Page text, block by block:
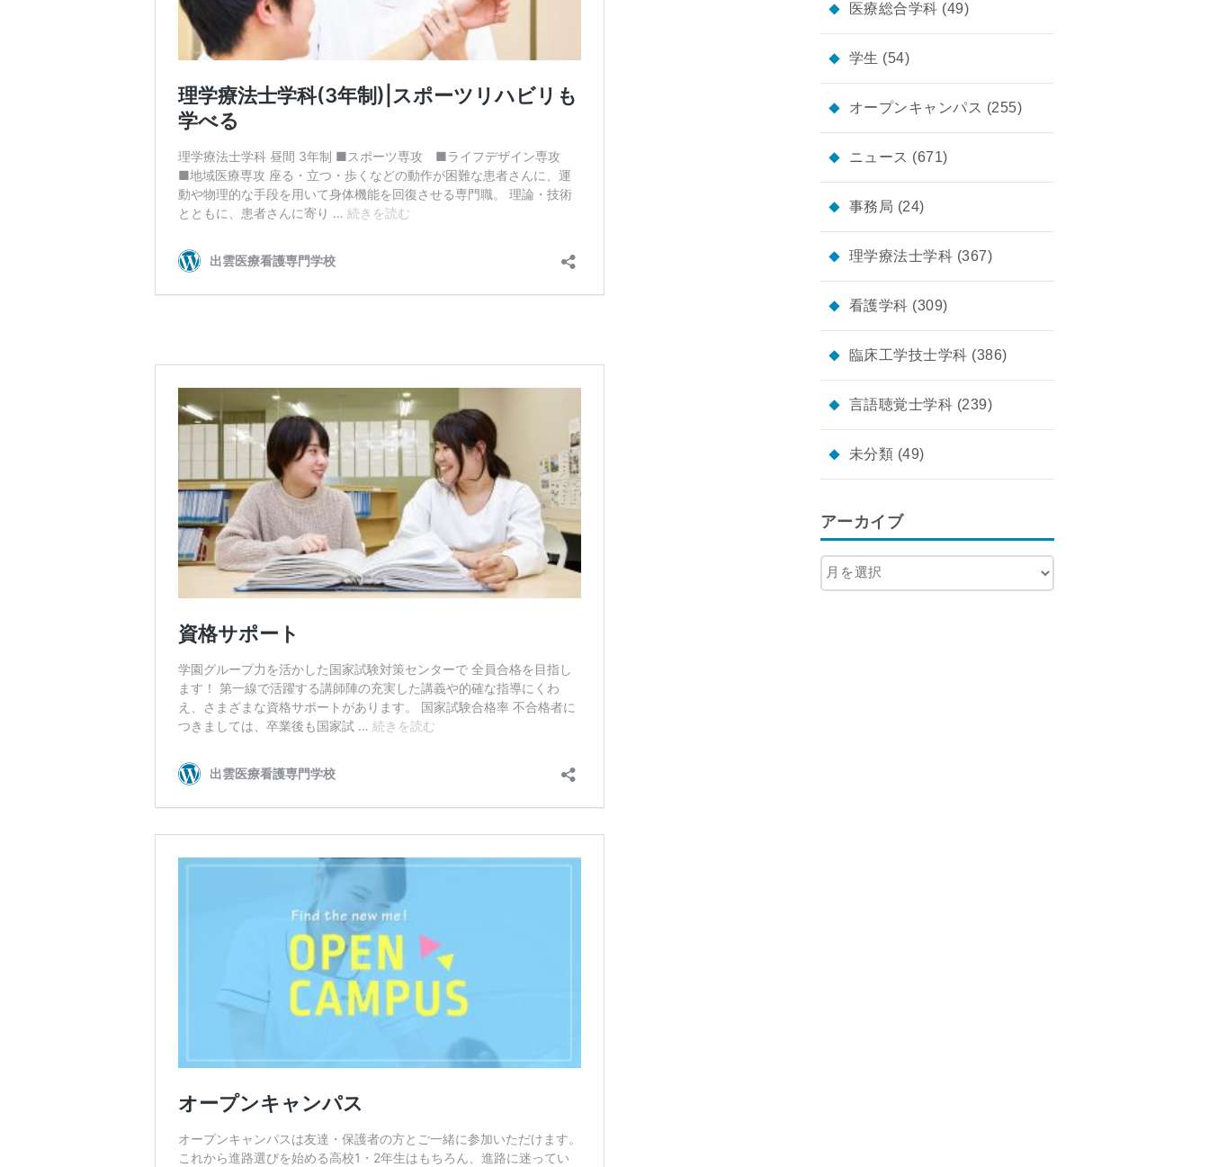
医療総合学科 (49)
学生 (54)
オープンキャンパス (255)
ニュース (671)
事務局 (24)
理学療法士学科 (367)
看護学科 (309)
臨床工学技士学科 (386)
言語聴覚士学科 (239)
未分類 (49)
アーカイブ